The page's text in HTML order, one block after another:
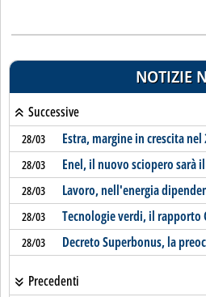
NOTIZIE
Successive
28/03 Estra, margine in crescita
28/03 Enel, il nuovo sciopero sarà
28/03 Lavoro, nell'energia
28/03 Tecnologie verdi, il
28/03 Decreto Superbonus, la
Precedenti